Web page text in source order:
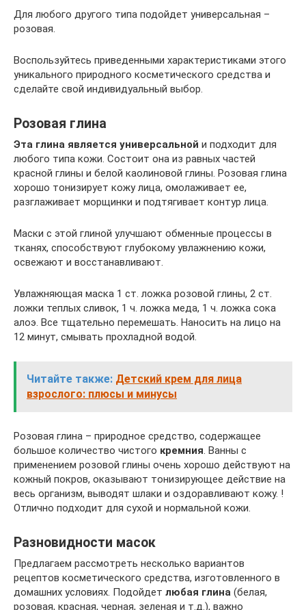
Для любого другого типа подойдет универсальная –
розовая.
Воспользуйтесь приведенными характеристиками этого
уникального природного косметического средства и
сделайте свой индивидуальный выбор.
Розовая глина
Эта глина является универсальной и подходит для
любого типа кожи. Состоит она из равных частей
красной глины и белой каолиновой глины. Розовая глина
хорошо тонизирует кожу лица, омолаживает ее,
разглаживает морщинки и подтягивает контур лица.
Маски с этой глиной улучшают обменные процессы в
тканях, способствуют глубокому увлажнению кожи,
освежают и восстанавливают.
Увлажняющая маска 1 ст. ложка розовой глины, 2 ст.
ложки теплых сливок, 1 ч. ложка меда, 1 ч. ложка сока
алоэ. Все тщательно перемешать. Наносить на лицо на
12 минут, смывать прохладной водой.
Читайте также: Детский крем для лица
взрослого: плюсы и минусы
Розовая глина – природное средство, содержащее
большое количество чистого кремния. Ванны с
применением розовой глины очень хорошо действуют на
кожный покров, оказывают тонизирующее действие на
весь организм, выводят шлаки и оздоравливают кожу. !
Отлично подходит для сухой и нормальной кожи.
Разновидности масок
Предлагаем рассмотреть несколько вариантов
рецептов косметического средства, изготовленного в
домашних условиях. Подойдет любая глина (белая,
розовая, красная, черная, зеленая и т.д.), важно